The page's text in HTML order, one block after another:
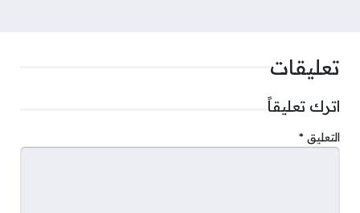
تعليقات
اترك تعليقاً
التعليق *